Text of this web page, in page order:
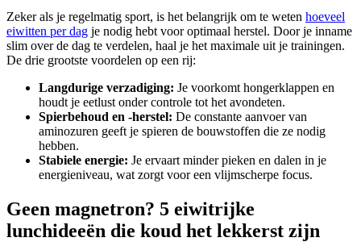
Zeker als je regelmatig sport, is het belangrijk om te weten hoeveel
eiwitten per dag je nodig hebt voor optimaal herstel. Door je inname
slim over de dag te verdelen, haal je het maximale uit je trainingen.
De drie grootste voordelen op een rij:
Langdurige verzadiging: Je voorkomt hongerklappen en
houdt je eetlust onder controle tot het avondeten.
Spierbehoud en -herstel: De constante aanvoer van
aminozuren geeft je spieren de bouwstoffen die ze nodig
hebben.
Stabiele energie: Je ervaart minder pieken en dalen in je
energieniveau, wat zorgt voor een vlijmscherpe focus.
Geen magnetron? 5 eiwitrijke
lunchideeën die koud het lekkerst zijn